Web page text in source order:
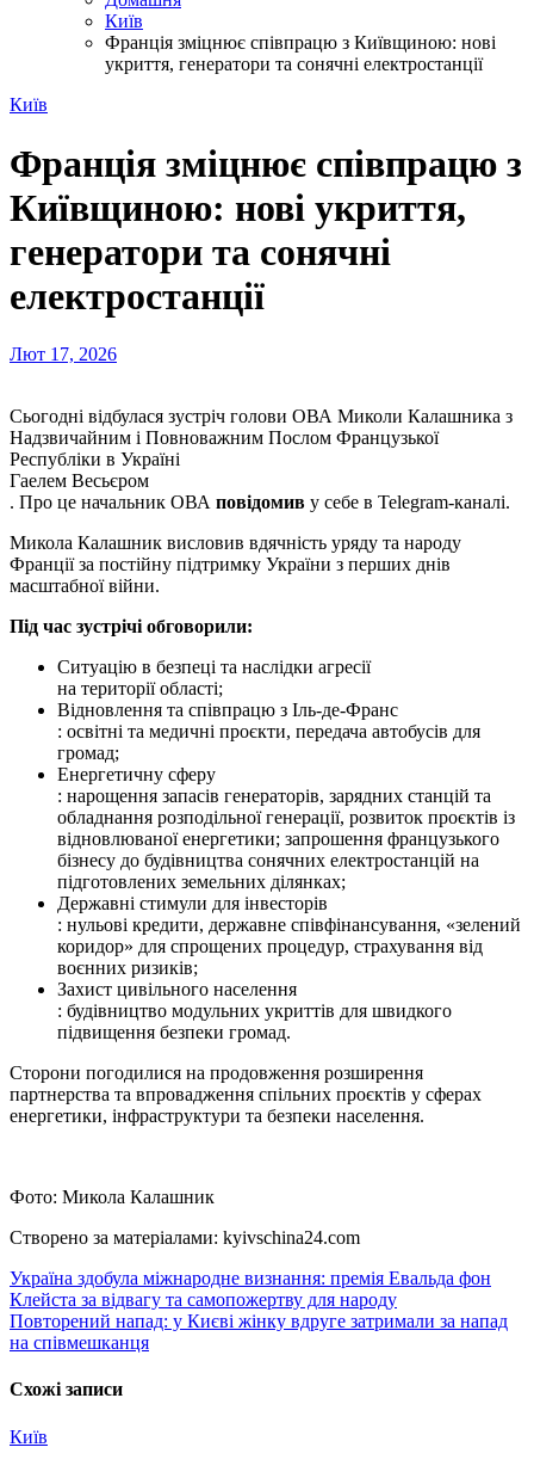
Київ
Франція зміцнює співпрацю з Київщиною: нові
укриття, генератори та сонячні електростанції
Київ
Франція зміцнює співпрацю з
Київщиною: нові укриття,
генератори та сонячні
електростанції
Лют 17, 2026
Сьогодні відбулася зустріч голови ОВА Миколи Калашника з
Надзвичайним і Повноважним Послом Французької
Республіки в Україні
Гаелем Весьєром
. Про це начальник ОВА повідомив у себе в Telegram-каналі.
Микола Калашник висловив вдячність уряду та народу
Франції за постійну підтримку України з перших днів
масштабної війни.
Під час зустрічі обговорили:
Ситуацію в безпеці та наслідки агресії
на території області;
Відновлення та співпрацю з Іль-де-Франс
: освітні та медичні проєкти, передача автобусів для
громад;
Енергетичну сферу
: нарощення запасів генераторів, зарядних станцій та
обладнання розподільної генерації, розвиток проєктів із
відновлюваної енергетики; запрошення французького
бізнесу до будівництва сонячних електростанцій на
підготовлених земельних ділянках;
Державні стимули для інвесторів
: нульові кредити, державне співфінансування, «зелений
коридор» для спрощених процедур, страхування від
воєнних ризиків;
Захист цивільного населення
: будівництво модульних укриттів для швидкого
підвищення безпеки громад.
Сторони погодилися на продовження розширення
партнерства та впровадження спільних проєктів у сферах
енергетики, інфраструктури та безпеки населення.
Фото: Микола Калашник
Створено за матеріалами: kyivschina24.com
Навігація
записів
Україна здобула міжнародне визнання: премія Евальда фон
Клейста за відвагу та самопожертву для народу
Повторений напад: у Києві жінку вдруге затримали за напад
на співмешканця
Схожі записи
Київ